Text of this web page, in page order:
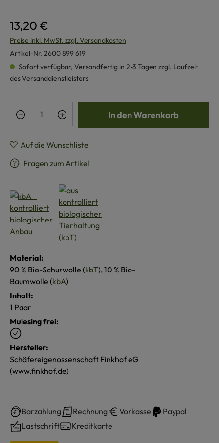
13,20 €
Preise inkl. MwSt. zzgl. Versandkosten
Artikel-Nr. 2600 899 619
Sofort verfügbar, Versandfertig in 2-3 Tagen zzgl. Laufzeit
des Versanddienstleisters
Produkt Anzahl: Gib den gewünschten
In den Warenkorb
Auf die Wunschliste
Fragen zum Artikel
Material:
90 % Bio-Schurwolle (kbT), 10 % Bio-
Baumwolle (kbA)
Inhalt:
1 Paar
Mulesing frei:
Hersteller:
Schäfereigenossenschaft Finkhof eG
(www.finkhof.de)
Barzahlung Rechnung Vorkasse
Paypal
Lastschrift
Kreditkarte